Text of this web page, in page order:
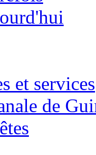
et services
de